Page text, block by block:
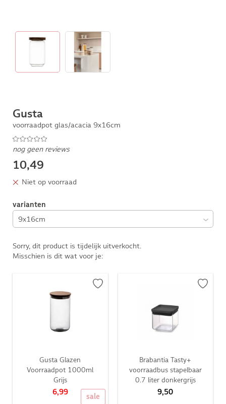
Gusta
voorraadpot glas/acacia 9x16cm
nog geen reviews
10,49
Niet op voorraad
varianten
Sorry, dit product is tijdelijk uitverkocht.
Misschien is dit wat voor je:
sale
Gusta Glazen
Voorraadpot 1000ml
Grijs
6,99
Brabantia Tasty+
voorraadbus stapelbaar
0.7 liter donkergrijs
9,50